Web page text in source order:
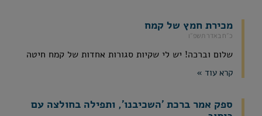
מכירת חמץ של קמח
כ״ח באדר תשפ״ו
שלום וברכה! יש לי שקיות סגורות אחדות של קמח חיטה
קרא עוד »
ספק אמר ברכת 'השכיבנו', ותפילה בחולצה עם